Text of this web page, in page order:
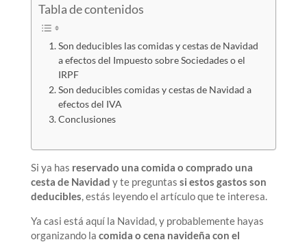
Tabla de contenidos
Son deducibles las comidas y cestas de Navidad
a efectos del Impuesto sobre Sociedades o el
IRPF
Son deducibles comidas y cestas de Navidad a
efectos del IVA
Conclusiones
Si ya has reservado una comida o comprado una
cesta de Navidad y te preguntas si estos gastos son
deducibles, estás leyendo el artículo que te interesa.
Ya casi está aquí la Navidad, y probablemente hayas
organizando la comida o cena navideña con el